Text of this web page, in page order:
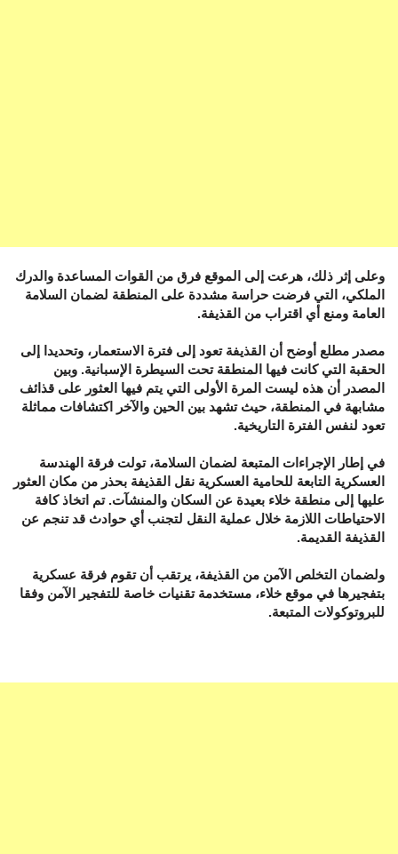
وعلى إثر ذلك، هرعت إلى الموقع فرق من القوات المساعدة والدرك
الملكي، التي فرضت حراسة مشددة على المنطقة لضمان السلامة
العامة ومنع أي اقتراب من القذيفة.
مصدر مطلع أوضح أن القذيفة تعود إلى فترة الاستعمار، وتحديدا إلى
الحقبة التي كانت فيها المنطقة تحت السيطرة الإسبانية. وبين
المصدر أن هذه ليست المرة الأولى التي يتم فيها العثور على قذائف
مشابهة في المنطقة، حيث تشهد بين الحين والآخر اكتشافات مماثلة
تعود لنفس الفترة التاريخية.
في إطار الإجراءات المتبعة لضمان السلامة، تولت فرقة الهندسة
العسكرية التابعة للحامية العسكرية نقل القذيفة بحذر من مكان العثور
عليها إلى منطقة خلاء بعيدة عن السكان والمنشآت. تم اتخاذ كافة
الاحتياطات اللازمة خلال عملية النقل لتجنب أي حوادث قد تنجم عن
القذيفة القديمة.
ولضمان التخلص الآمن من القذيفة، يرتقب أن تقوم فرقة عسكرية
بتفجيرها في موقع خلاء، مستخدمة تقنيات خاصة للتفجير الآمن وفقا
للبروتوكولات المتبعة.